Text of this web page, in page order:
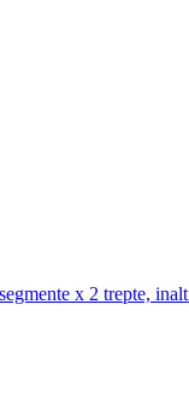
x 2 trepte,